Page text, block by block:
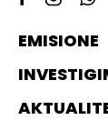
EMISIONE